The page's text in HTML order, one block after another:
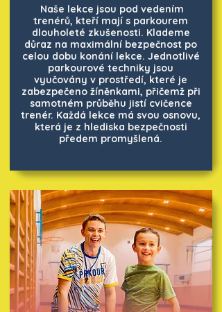
Naše lekce jsou pod vedením
trenérů, kteří mají s parkourem
dlouholeté zkušenosti. Klademe
důraz na maximální bezpečnost po
celou dobu konání lekce. Jednotlivé
parkourové techniky jsou
vyučovány v prostředí, které je
zabezpečeno žíněnkami, přičemž při
samotném průběhu jistí cvičence
trenér. Každá lekce má svou osnovu,
která je z hlediska bezpečnosti
předem promyšlená.